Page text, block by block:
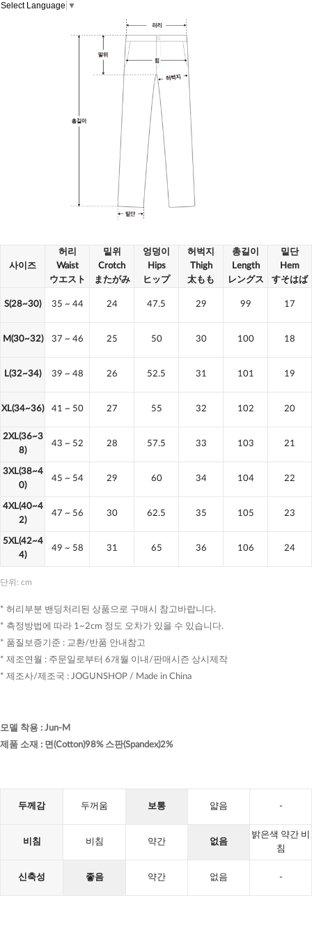
Select Language ▼
사이즈
허리
Waist
ウエスト
밑위
Crotch
またがみ
엉덩이
Hips
ヒップ
허벅지
Thigh
太もも
총길이
Length
レングス
밑단
Hem
すそはば
S(28~30) 35 ~ 44 24 47.5 29 99 17
M(30~32) 37 ~ 46 25 50 30 100 18
L(32~34) 39 ~ 48 26 52.5 31 101 19
XL(34~36) 41 ~ 50 27 55 32 102 20
2XL(36~3
8)
43 ~ 52 28 57.5 33 103 21
3XL(38~4
0)
45 ~ 54 29 60 34 104 22
4XL(40~4
2)
47 ~ 56 30 62.5 35 105 23
5XL(42~4
4)
49 ~ 58 31 65 36 106 24
단위: cm
* 허리부분 밴딩처리된 상품으로 구매시 참고바랍니다.
* 측정방법에 따라 1~2cm 정도 오차가 있을 수 있습니다.
* 품질보증기준 : 교환/반품 안내참고
* 제조연월 : 주문일로부터 6개월 이내/판매시즌 상시제작
* 제조사/제조국 : JOGUNSHOP / Made in China
모델 착용 : Jun-M
제품 소재 : 면(Cotton)98% 스판(Spandex)2%
두께감 두꺼움 보통 얇음 -
비침 비침 약간 없음
밝은색 약간 비
침
신축성 좋음 약간 없음 -